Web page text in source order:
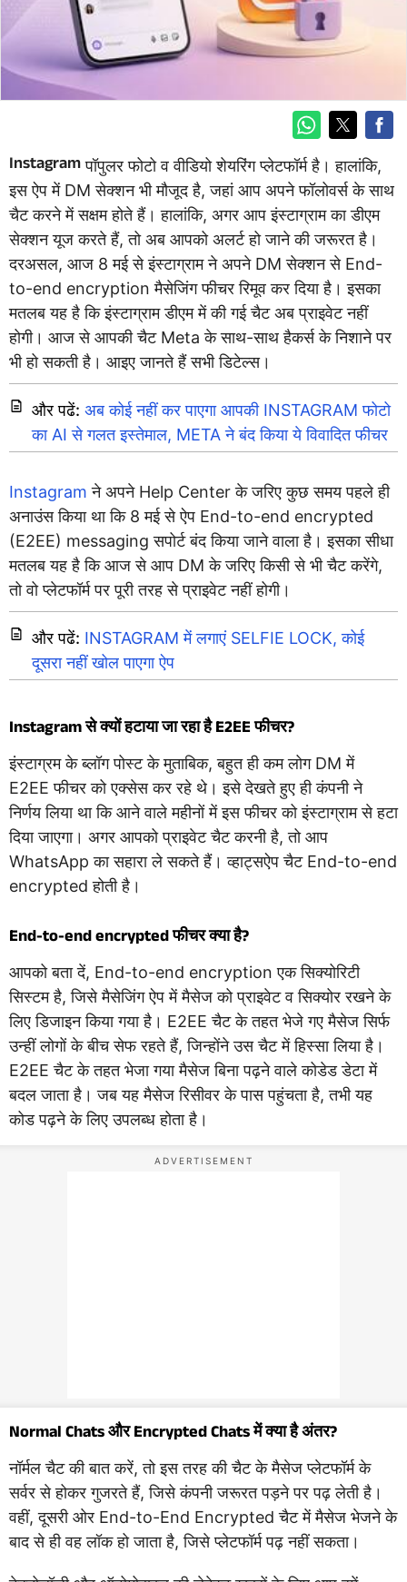
Instagramपॉपुलर फोटो व वीडियो शेयरिंग प्लेटफॉर्म है। हालांकि,
इस ऐप में DM सेक्शन भी मौजूद है, जहां आप अपने फॉलोवर्स के साथ
चैट करने में सक्षम होते हैं। हालांकि, अगर आप इंस्टाग्राम का डीएम
सेक्शन यूज करते हैं, तो अब आपको अलर्ट हो जाने की जरूरत है।
दरअसल, आज 8 मई से इंस्टाग्राम ने अपने DM सेक्शन से End-
to-end encryption मैसेजिंग फीचर रिमूव कर दिया है। इसका
मतलब यह है कि इंस्टाग्राम डीएम में की गई चैट अब प्राइवेट नहीं
होगी। आज से आपकी चैट Meta के साथ-साथ हैकर्स के निशाने पर
भी हो सकती है। आइए जानते हैं सभी डिटेल्स।
और पढें: अब कोई नहीं कर पाएगा आपकी INSTAGRAM फोटो
का AI से गलत इस्तेमाल, META ने बंद किया ये विवादित फीचर
Instagram ने अपने Help Center के जरिए कुछ समय पहले ही
अनाउंस किया था कि 8 मई से ऐप End-to-end encrypted
(E2EE) messaging सपोर्ट बंद किया जाने वाला है। इसका सीधा
मतलब यह है कि आज से आप DM के जरिए किसी से भी चैट करेंगे,
तो वो प्लेटफॉर्म पर पूरी तरह से प्राइवेट नहीं होगी।
और पढें: INSTAGRAM में लगाएं SELFIE LOCK, कोई
दूसरा नहीं खोल पाएगा ऐप
Instagram से क्यों हटाया जा रहा है E2EE फीचर?
इंस्टाग्रम के ब्लॉग पोस्ट के मुताबिक, बहुत ही कम लोग DM में
E2EE फीचर को एक्सेस कर रहे थे। इसे देखते हुए ही कंपनी ने
निर्णय लिया था कि आने वाले महीनों में इस फीचर को इंस्टाग्राम से हटा
दिया जाएगा। अगर आपको प्राइवेट चैट करनी है, तो आप
WhatsApp का सहारा ले सकते हैं। व्हाट्सऐप चैट End-to-end
encrypted होती है।
End-to-end encrypted फीचर क्या है?
आपको बता दें, End-to-end encryption एक सिक्योरिटी
सिस्टम है, जिसे मैसेजिंग ऐप में मैसेज को प्राइवेट व सिक्योर रखने के
लिए डिजाइन किया गया है। E2EE चैट के तहत भेजे गए मैसेज सिर्फ
उन्हीं लोगों के बीच सेफ रहते हैं, जिन्होंने उस चैट में हिस्सा लिया है।
E2EE चैट के तहत भेजा गया मैसेज बिना पढ़ने वाले कोडेड डेटा में
बदल जाता है। जब यह मैसेज रिसीवर के पास पहुंचता है, तभी यह
कोड पढ़ने के लिए उपलब्ध होता है।
Normal Chats और Encrypted Chats में क्या है अंतर?
नॉर्मल चैट की बात करें, तो इस तरह की चैट के मैसेज प्लेटफॉर्म के
सर्वर से होकर गुजरते हैं, जिसे कंपनी जरूरत पड़ने पर पढ़ लेती है।
वहीं, दूसरी ओर End-to-End Encrypted चैट में मैसेज भेजने के
बाद से ही वह लॉक हो जाता है, जिसे प्लेटफॉर्म पढ़ नहीं सकता।